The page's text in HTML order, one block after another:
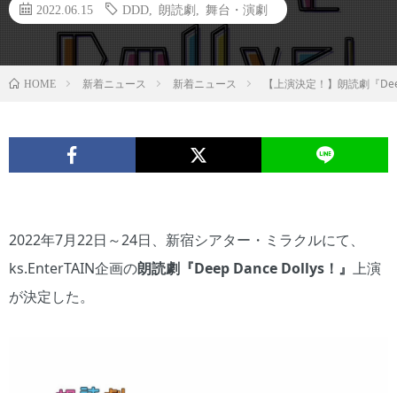
2022.06.15 DDD 朗読劇 舞台・演劇
HOME 新着ニュース 新着ニュース 【上演決定！】朗読劇『
2022年7月22日～24日、新宿シアター・ミラクルにて、
ks.EnterTAIN企画の朗読劇『Deep Dance Dollys！』 上演
が決定した。